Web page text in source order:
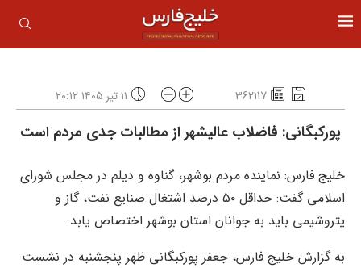
362117 ۱۱ تیر ۱۴۰۵ ۲۰:۱۲
پورکبگانی: فاضلاب عالیشهر از مطالبات جدی مردم است
خلیج فارس: نماینده مردم بوشهر، گناوه و دیلم در مجلس شورای
اسلامی گفت: حداقل ۵۰ درصد اشتغال صنایع نفت، گاز و
پتروشیمی باید به جوانان استان بوشهر اختصاص یابد.
به گزارش خلیج فارس، جعفر پورکبگانی ظهر پنجشنبه در نشست